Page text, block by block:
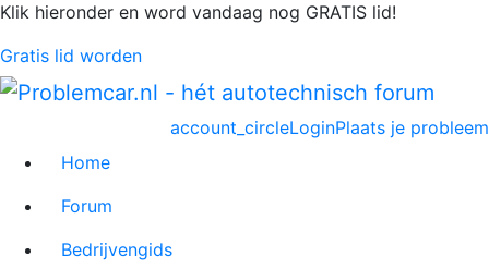
Klik hieronder en word vandaag nog GRATIS lid!
Gratis lid worden
Plaats je probleem
account_circleLogin
Home
Forum
Bedrijvengids